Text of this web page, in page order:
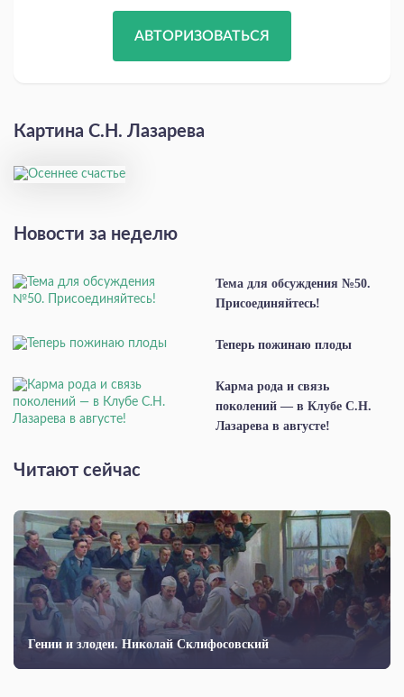
АВТОРИЗОВАТЬСЯ
Картина С.Н. Лазарева
Новости за неделю
Тема для обсуждения №50.
Присоединяйтесь!
Теперь пожинаю плоды
Карма рода и связь
поколений — в Клубе С.Н.
Лазарева в августе!
Читают сейчас
Гении и злодеи. Николай Склифосовский